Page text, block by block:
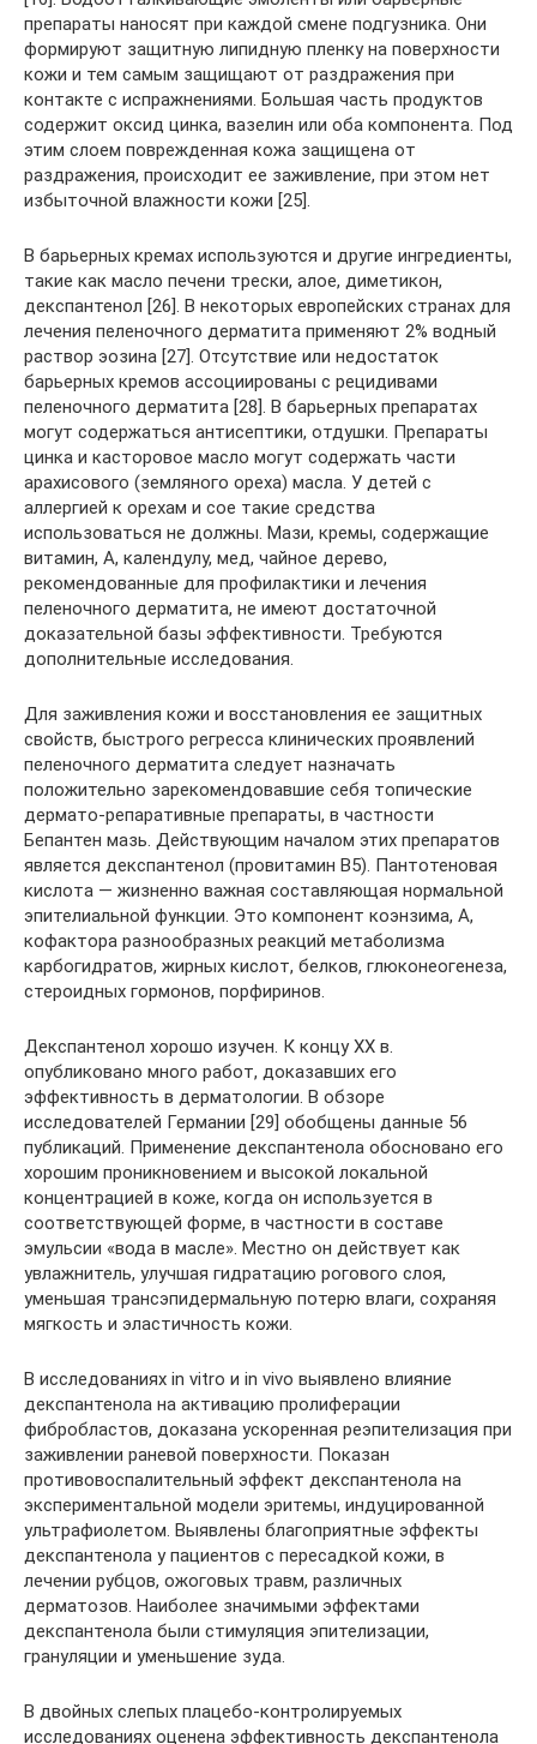
препараты наносят при каждой смене подгузника. Они
формируют защитную липидную пленку на поверхности
кожи и тем самым защищают от раздражения при
контакте с испражнениями. Большая часть продуктов
содержит оксид цинка, вазелин или оба компонента. Под
этим слоем поврежденная кожа защищена от
раздражения, происходит ее заживление, при этом нет
избыточной влажности кожи [25].
В барьерных кремах используются и другие ингредиенты,
такие как масло печени трески, алое, диметикон,
декспантенол [26]. В некоторых европейских странах для
лечения пеленочного дерматита применяют 2% водный
раствор эозина [27]. Отсутствие или недостаток
барьерных кремов ассоциированы с рецидивами
пеленочного дерматита [28]. В барьерных препаратах
могут содержаться антисептики, отдушки. Препараты
цинка и касторовое масло могут содержать части
арахисового (земляного ореха) масла. У детей с
аллергией к орехам и сое такие средства
использоваться не должны. Мази, кремы, содержащие
витамин, А, календулу, мед, чайное дерево,
рекомендованные для профилактики и лечения
пеленочного дерматита, не имеют достаточной
доказательной базы эффективности. Требуются
дополнительные исследования.
Для заживления кожи и восстановления ее защитных
свойств, быстрого регресса клинических проявлений
пеленочного дерматита следует назначать
положительно зарекомендовавшие себя топические
дермато-репаративные препараты, в частности
Бепантен мазь. Действующим началом этих препаратов
является декспантенол (провитамин B5). Пантотеновая
кислота — жизненно важная составляющая нормальной
эпителиальной функции. Это компонент коэнзима, А,
кофактора разнообразных реакций метаболизма
карбогидратов, жирных кислот, белков, глюконеогенеза,
стероидных гормонов, порфиринов.
Декспантенол хорошо изучен. К концу ХХ в.
опубликовано много работ, доказавших его
эффективность в дерматологии. В обзоре
исследователей Германии [29] обобщены данные 56
публикаций. Применение декспантенола обосновано его
хорошим проникновением и высокой локальной
концентрацией в коже, когда он используется в
соответствующей форме, в частности в составе
эмульсии «вода в масле». Местно он действует как
увлажнитель, улучшая гидратацию рогового слоя,
уменьшая трансэпидермальную потерю влаги, сохраняя
мягкость и эластичность кожи.
В исследованиях in vitro и in vivo выявлено влияние
декспантенола на активацию пролиферации
фибробластов, доказана ускоренная реэпителизация при
заживлении раневой поверхности. Показан
противовоспалительный эффект декспантенола на
экспериментальной модели эритемы, индуцированной
ультрафиолетом. Выявлены благоприятные эффекты
декспантенола у пациентов с пересадкой кожи, в
лечении рубцов, ожоговых травм, различных
дерматозов. Наиболее значимыми эффектами
декспантенола были стимуляция эпителизации,
грануляции и уменьшение зуда.
В двойных слепых плацебо-контролируемых
исследованиях оценена эффективность декспантенола